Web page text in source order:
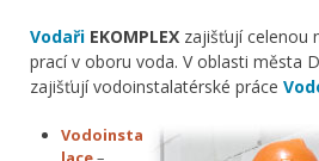
Vodaři EKOMPLEX zajišťují celenou
prací v oboru voda. V oblasti města
zajišťují vodoinstalatérské práce
Vodoinsta